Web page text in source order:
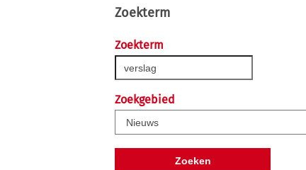
Zoekterm
Zoekterm
Zoekgebied